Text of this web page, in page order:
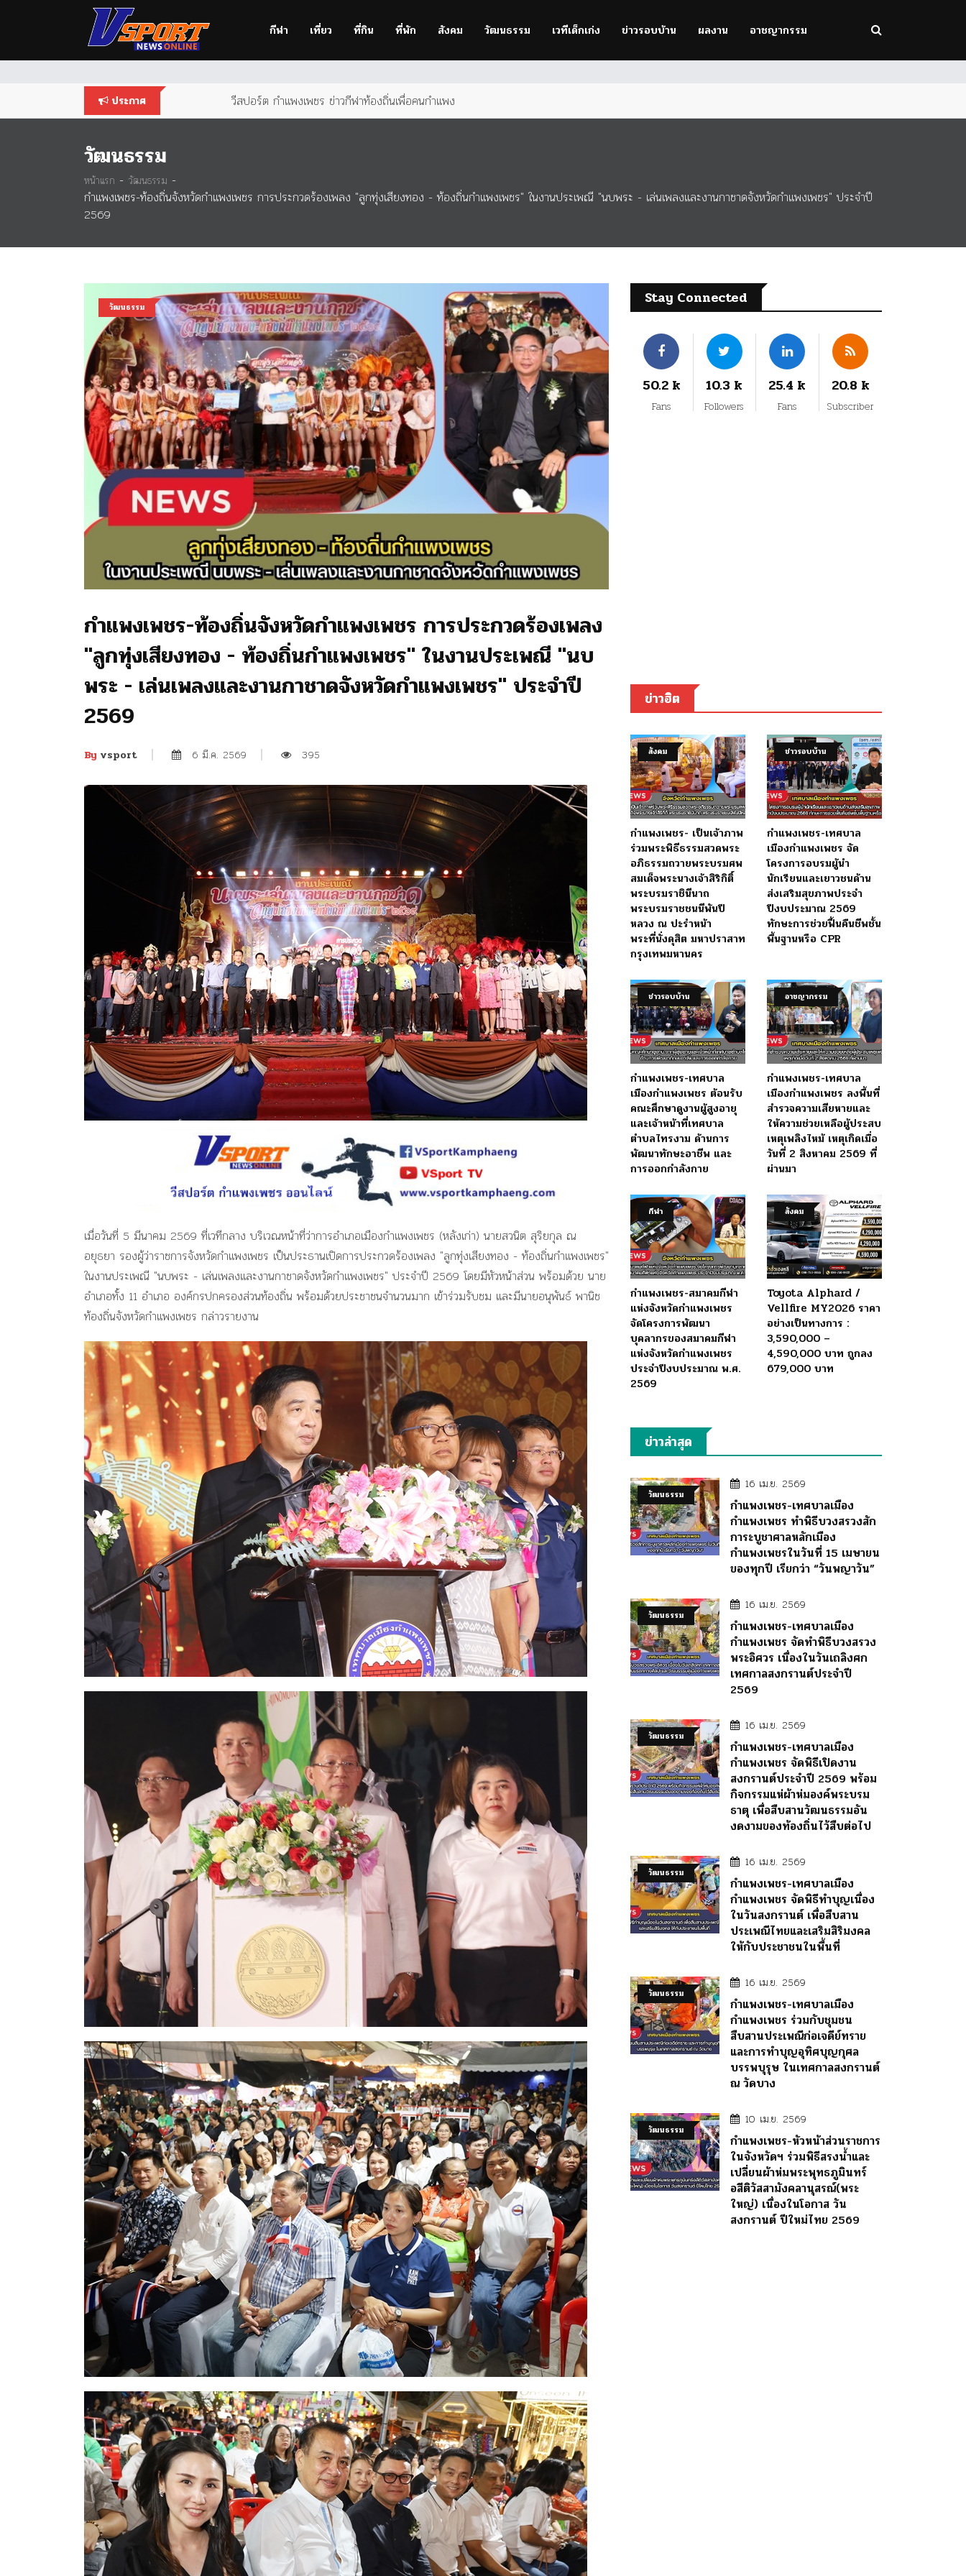
outdated
กีฬา เที่ยว ที่กิน ที่พัก สังคม วัฒนธรรม เวทีเด็กเก่ง ข่าวรอบบ้าน ผลงาน อาชญากรรม
ประกาศ วีสปอร์ต กำแพงเพชร ข่าวกีฬาท้องถิ่นเพื่อคนกำแพง
วัฒนธรรม
หน้าแรก - วัฒนธรรม -
กำแพงเพชร-ท้องถิ่นจังหวัดกำแพงเพชร การประกวดร้องเพลง "ลูกทุ่งเสียงทอง - ท้องถิ่นกำแพงเพชร" ในงานประเพณี "นบพระ - เล่นเพลงและงานกาชาดจังหวัดกำแพงเพชร" ประจำปี
2569
วัฒนธรรม
กำแพงเพชร-ท้องถิ่นจังหวัดกำแพงเพชร การประกวดร้องเพลง
"ลูกทุ่งเสียงทอง - ท้องถิ่นกำแพงเพชร" ในงานประเพณี "นบ
พระ - เล่นเพลงและงานกาชาดจังหวัดกำแพงเพชร" ประจำปี
2569
By vsport 6 มี.ค. 2569 395
เมื่อวันที่ 5 มีนาคม 2569 ที่เวทีกลาง บริเวณหน้าที่ว่าการอำเภอเมืองกำแพงเพชร (หลังเก่า) นายสวนิต สุริยกุล ณ
อยุธยา รองผู้ว่าราชการจังหวัดกำแพงเพชร เป็นประธานเปิดการประกวดร้องเพลง "ลูกทุ่งเสียงทอง - ท้องถิ่นกำแพงเพชร"
ในงานประเพณี "นบพระ - เล่นเพลงและงานกาชาดจังหวัดกำแพงเพชร" ประจำปี 2569 โดยมีหัวหน้าส่วน พร้อมด้วย นาย
อำเภอทั้ง 11 อำเภอ องค์กรปกครองส่วนท้องถิ่น พร้อมด้วยประชาชนจำนวนมาก เข้าร่วมรับชม และมีนายอนุพันธ์ พานิช
ท้องถิ่นจังหวัดกำแพงเพชร กล่าวรายงาน
Stay Connected
50.2 k
Fans
10.3 k
Followers
25.4 k
Fans
20.8 k
Subscriber
ข่าวฮิต
สังคม
กำแพงเพชร- เป็นเจ้าภาพ
ร่วมพระพิธีธรรมสวดพระ
อภิธรรมถวายพระบรมศพ
สมเด็จพระนางเจ้าสิริกิติ์
พระบรมราชินีนาถ
พระบรมราชชนนีพันปี
หลวง ณ ปะรำหน้า
พระที่นั่งดุสิต มหาปราสาท
กรุงเทพมหานคร
ข่าวรอบบ้าน
กำแพงเพชร-เทศบาล
เมืองกำแพงเพชร จัด
โครงการอบรมผู้นำ
นักเรียนและเยาวชนด้าน
ส่งเสริมสุขภาพประจำ
ปีงบประมาณ 2569
ทักษะการช่วยฟื้นคืนชีพชั้น
พื้นฐานหรือ CPR
ข่าวรอบบ้าน
กำแพงเพชร-เทศบาล
เมืองกำแพงเพชร ต้อนรับ
คณะศึกษาดูงานผู้สูงอายุ
และเจ้าหน้าที่เทศบาล
ตำบลไทรงาม ด้านการ
พัฒนาทักษะอาชีพ และ
การออกกำลังกาย
อาชญากรรม
กำแพงเพชร-เทศบาล
เมืองกำแพงเพชร ลงพื้นที่
สำรวจความเสียหายและ
ให้ความช่วยเหลือผู้ประสบ
เหตุเพลิงไหม้ เหตุเกิดเมื่อ
วันที่ 2 สิงหาคม 2569 ที่
ผ่านมา
กีฬา
กำแพงเพชร-สมาคมกีฬา
แห่งจังหวัดกำแพงเพชร
จัดโครงการพัฒนา
บุคลากรของสมาคมกีฬา
แห่งจังหวัดกำแพงเพชร
ประจำปีงบประมาณ พ.ศ.
2569
สังคม
Toyota Alphard /
Vellfire MY2026 ราคา
อย่างเป็นทางการ :
3,590,000 –
4,590,000 บาท ถูกลง
679,000 บาท
ข่าวล่าสุด
วัฒนธรรม
16 เม.ย. 2569
กำแพงเพชร-เทศบาลเมือง
กำแพงเพชร ทำพิธีบวงสรวงสัก
การะบูชาศาลหลักเมือง
กำแพงเพชรในวันที่ 15 เมษายน
ของทุกปี เรียกว่า “วันพญาวัน”
วัฒนธรรม
16 เม.ย. 2569
กำแพงเพชร-เทศบาลเมือง
กำแพงเพชร จัดทำพิธีบวงสรวง
พระอิศวร เนื่องในวันเถลิงศก
เทศกาลสงกรานต์ประจำปี
2569
วัฒนธรรม
16 เม.ย. 2569
กำแพงเพชร-เทศบาลเมือง
กำแพงเพชร จัดพิธีเปิดงาน
สงกรานต์ประจำปี 2569 พร้อม
กิจกรรมแห่ผ้าห่มองค์พระบรม
ธาตุ เพื่อสืบสานวัฒนธรรมอัน
งดงามของท้องถิ่นไว้สืบต่อไป
วัฒนธรรม
16 เม.ย. 2569
กำแพงเพชร-เทศบาลเมือง
กำแพงเพชร จัดพิธีทำบุญเนื่อง
ในวันสงกรานต์ เพื่อสืบสาน
ประเพณีไทยและเสริมสิริมงคล
ให้กับประชาชนในพื้นที่
วัฒนธรรม
16 เม.ย. 2569
กำแพงเพชร-เทศบาลเมือง
กำแพงเพชร ร่วมกับชุมชน
สืบสานประเพณีก่อเจดีย์ทราย
และการทำบุญอุทิศบุญกุศล
บรรพบุรุษ ในเทศกาลสงกรานต์
ณ วัดบาง
วัฒนธรรม
10 เม.ย. 2569
กำแพงเพชร-หัวหน้าส่วนราชการ
ในจังหวัดฯ ร่วมพิธีสรงน้ำและ
เปลี่ยนผ้าห่มพระพุทธภูมินทร์
อสีติวัสสามังคลานุสรณ์(พระ
ใหญ่) เนื่องในโอกาส วัน
สงกรานต์ ปีใหม่ไทย 2569